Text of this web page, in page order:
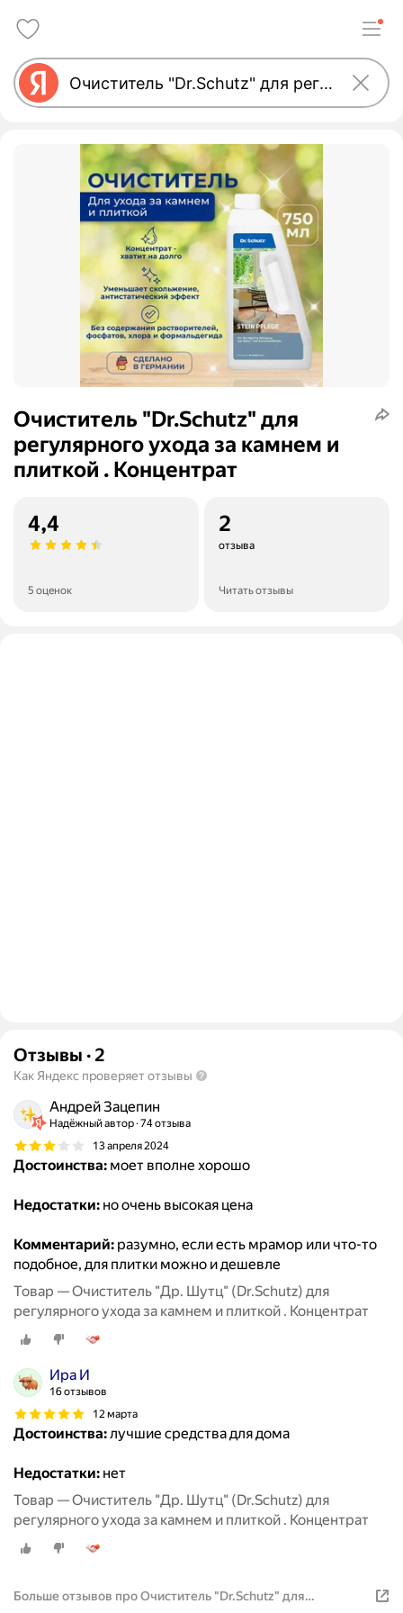
Очиститель "Dr.Schutz" для
регулярного ухода за камнем и
плиткой . Концентрат
4,4
5 оценок
2
отзыва
Читать отзывы
Отзывы · 2
Как Яндекс проверяет отзывы
Андрей Зацепин
Надёжный автор 74 отзыва
13 апреля 2024
Достоинства: моет вполне хорошо
Недостатки: но очень высокая цена
Комментарий: разумно, если есть мрамор или что-то
подобное, для плитки можно и дешевле
Товар — Очиститель "Др. Шутц" (Dr.Schutz) для
регулярного ухода за камнем и плиткой . Концентрат
Ира И
16 отзывов
12 марта
Достоинства:лучшие средства для дома
Недостатки: нет
Товар — Очиститель "Др. Шутц" (Dr.Schutz) для
регулярного ухода за камнем и плиткой . Концентрат
Больше отзывов про Очиститель "Dr.Schutz" для